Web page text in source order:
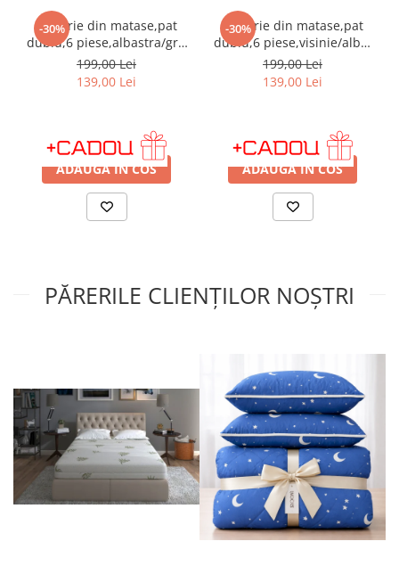
-30%
Lenjerie din matase,pat
dublu,6 piese,albastra/gri-
A580
199,00 Lei
139,00 Lei
ADAUGA IN COS
-30%
Lenjerie din matase,pat
dublu,6 piese,visinie/alba-
A586
199,00 Lei
139,00 Lei
ADAUGA IN COS
PĂRERILE CLIENȚILOR NOȘTRI